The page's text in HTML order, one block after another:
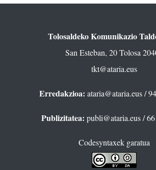
Tolosaldeko Komunikazio
San Esteban, 20 Tolosa
tkt@ataria.eus
Erredakzioa: ataria@ataria.eus/
Publizitatea: publi@ataria.eus/
Codesyntaxek garatua